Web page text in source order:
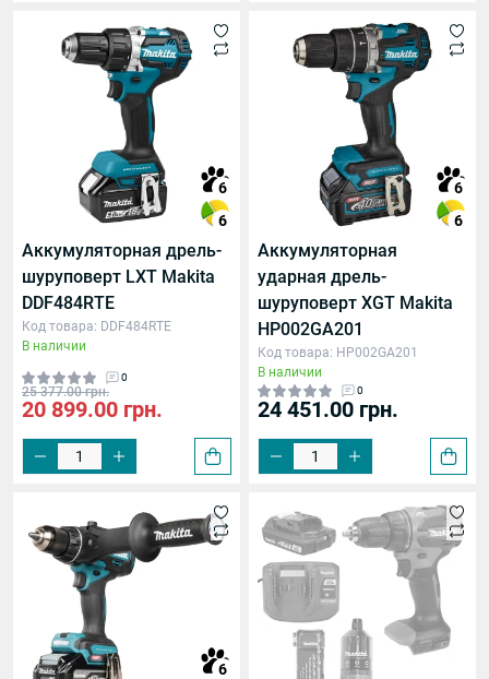
6
6
Аккумуляторная дрель-
шуруповерт LXT Makita
DDF484RTE
Код товара: DDF484RTE
В наличии
0
25 377.00 грн.
20 899.00 грн.
6
6
Аккумуляторная
ударная дрель-
шуруповерт XGT Makita
HP002GA201
Код товара: HP002GA201
В наличии
0
24 451.00 грн.
6